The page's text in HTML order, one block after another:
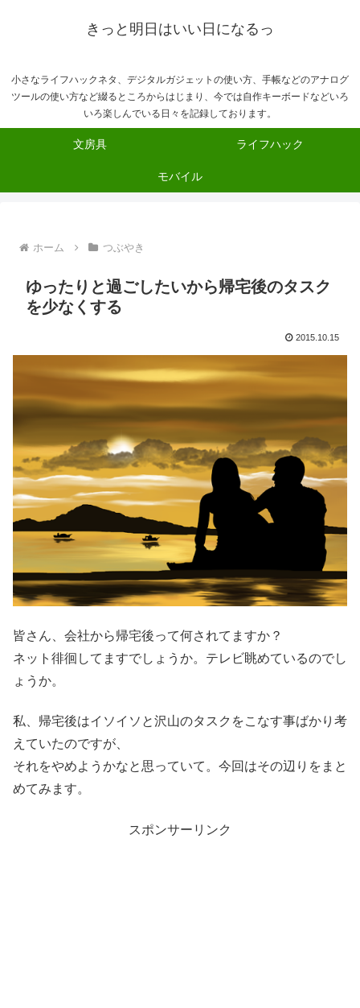
きっと明日はいい日になるっ
小さなライフハックネタ、デジタルガジェットの使い方、手帳などのアナログ
ツールの使い方など綴るところからはじまり、今では自作キーボードなどいろ
いろ楽しんでいる日々を記録しております。
文房具 ライフハック
モバイル
ホーム つぶやき
ゆったりと過ごしたいから帰宅後のタスク
を少なくする
2015.10.15
皆さん、会社から帰宅後って何されてますか？
ネット徘徊してますでしょうか。テレビ眺めているのでし
ょうか。
私、帰宅後はイソイソと沢山のタスクをこなす事ばかり考
えていたのですが、
それをやめようかなと思っていて。今回はその辺りをまと
めてみます。
スポンサーリンク